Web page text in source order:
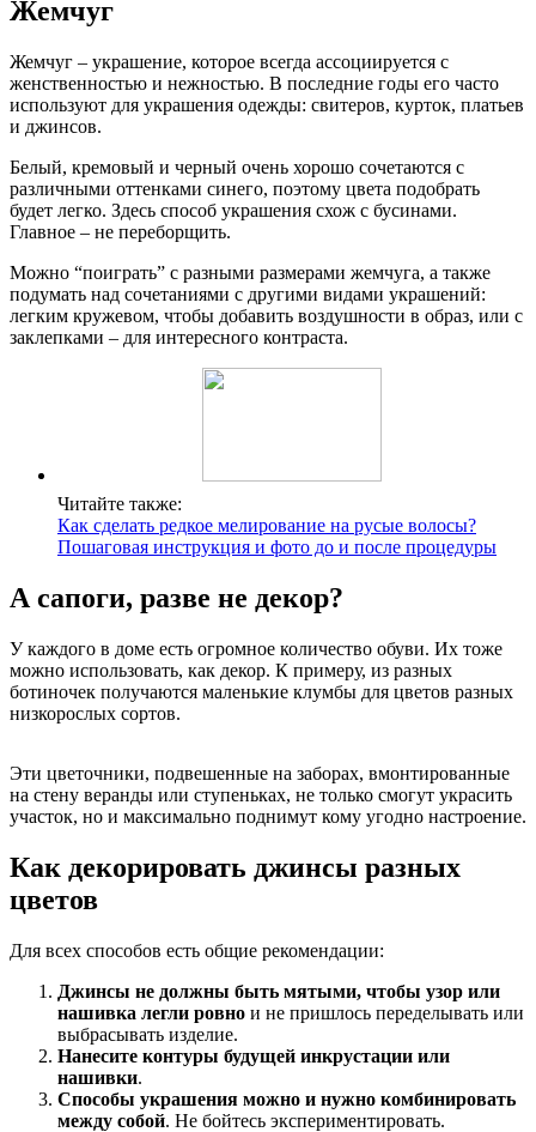
Жемчуг
Жемчуг – украшение, которое всегда ассоциируется с
женственностью и нежностью. В последние годы его часто
используют для украшения одежды: свитеров, курток, платьев
и джинсов.
Белый, кремовый и черный очень хорошо сочетаются с
различными оттенками синего, поэтому цвета подобрать
будет легко. Здесь способ украшения схож с бусинами.
Главное – не переборщить.
Можно “поиграть” с разными размерами жемчуга, а также
подумать над сочетаниями с другими видами украшений:
легким кружевом, чтобы добавить воздушности в образ, или с
заклепками – для интересного контраста.
Читайте также:
Как сделать редкое мелирование на русые волосы?
Пошаговая инструкция и фото до и после процедуры
А сапоги, разве не декор?
У каждого в доме есть огромное количество обуви. Их тоже
можно использовать, как декор. К примеру, из разных
ботиночек получаются маленькие клумбы для цветов разных
низкорослых сортов.
Эти цветочники, подвешенные на заборах, вмонтированные
на стену веранды или ступеньках, не только смогут украсить
участок, но и максимально поднимут кому угодно настроение.
Как декорировать джинсы разных
цветов
Для всех способов есть общие рекомендации:
Джинсы не должны быть мятыми, чтобы узор или
нашивка легли ровно и не пришлось переделывать или
выбрасывать изделие.
Нанесите контуры будущей инкрустации или
нашивки.
Способы украшения можно и нужно комбинировать
между собой. Не бойтесь экспериментировать.